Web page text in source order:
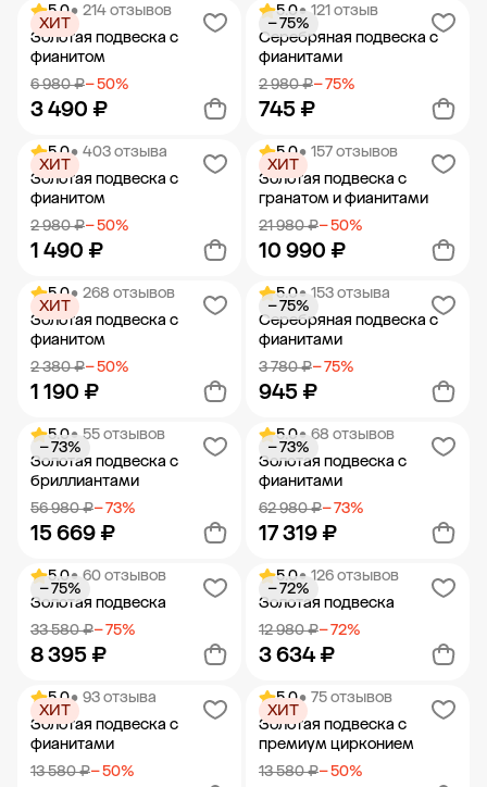
Добавить в корзину Добавить в корзину
5.0• 214 отзывов
Золотая подвеска с
фианитом
6 980 ₽− 50%
3 490 ₽
ХИТ
Добавить в корзину
5.0• 121 отзыв
Серебряная подвеска с
фианитами
2 980 ₽− 75%
745 ₽
− 75%
Добавить в корзину
5.0• 403 отзыва
Золотая подвеска с
фианитом
2 980 ₽− 50%
1 490 ₽
ХИТ
Добавить в корзину
5.0• 157 отзывов
Золотая подвеска с
гранатом и фианитами
21 980 ₽− 50%
10 990 ₽
ХИТ
Добавить в корзину
5.0• 268 отзывов
Золотая подвеска с
фианитом
2 380 ₽− 50%
1 190 ₽
ХИТ
Добавить в корзину
5.0• 153 отзыва
Серебряная подвеска с
фианитами
3 780 ₽− 75%
945 ₽
− 75%
Добавить в корзину
5.0• 55 отзывов
Золотая подвеска с
бриллиантами
56 980 ₽− 73%
15 669 ₽
− 73%
Добавить в корзину
5.0• 68 отзывов
Золотая подвеска с
фианитами
62 980 ₽− 73%
17 319 ₽
− 73%
Добавить в корзину
5.0• 60 отзывов
Золотая подвеска
33 580 ₽− 75%
8 395 ₽
− 75%
Добавить в корзину
5.0• 126 отзывов
Золотая подвеска
12 980 ₽− 72%
3 634 ₽
− 72%
Добавить в корзину
5.0• 93 отзыва
Золотая подвеска с
фианитами
13 580 ₽− 50%
ХИТ
5.0• 75 отзывов
Золотая подвеска с
премиум цирконием
13 580 ₽− 50%
ХИТ